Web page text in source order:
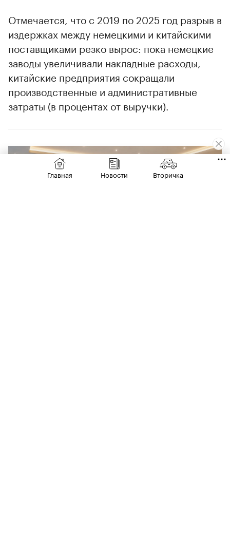
Отмечается, что с 2019 по 2025 год разрыв в
издержках между немецкими и китайскими
поставщиками резко вырос: пока немецкие
заводы увеличивали накладные расходы,
китайские предприятия сокращали
производственные и административные
затраты (в процентах от выручки).
Главная Новости Вторичка